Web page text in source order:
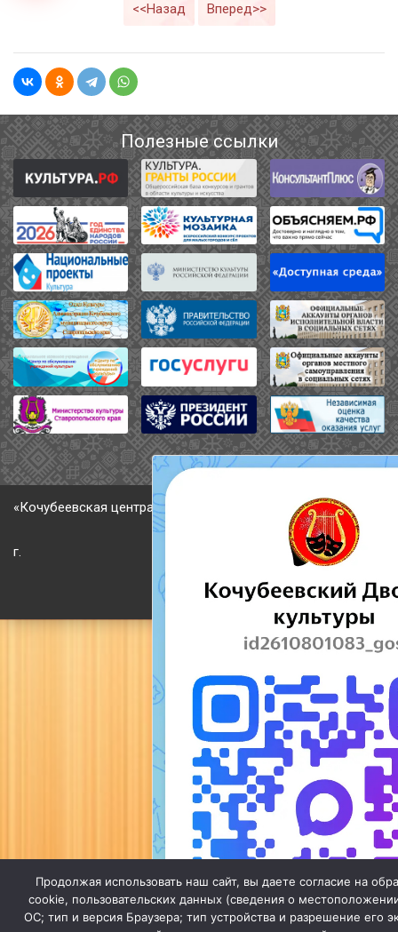
<<Назад Вперед>>
Полезные ссылки
«Кочубеевская централизованная клубная система» © 2026
г.
Продолжая использовать наш сайт, вы даете согласие на
cookie, пользовательских данных (сведения о
ОС; тип и версия Браузера; тип устройства и разрешение его